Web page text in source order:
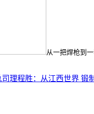
从一把焊枪到
司理程胜：从江西世界 锻